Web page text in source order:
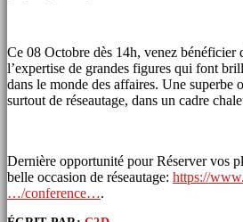
Ce 08 Octobre dès 14h, venez bénéficier
l’expertise de grandes figures qui font
dans le monde des affaires. Une superbe
surtout de réseautage, dans un cadre
Dernière opportunité pour Réserver vos
belle occasion de réseautage: https://
…/conference….